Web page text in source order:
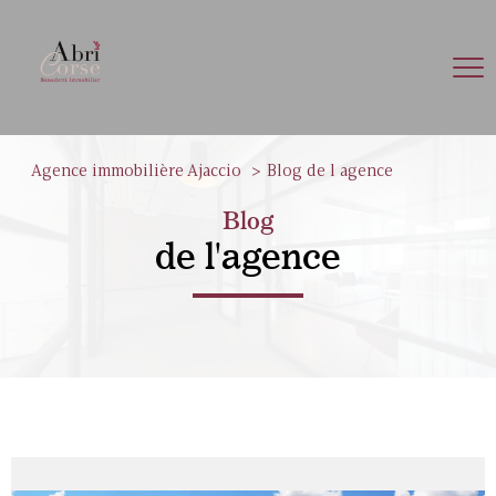
Agence immobilière Ajaccio Blog de l agence
Blog
de l'agence